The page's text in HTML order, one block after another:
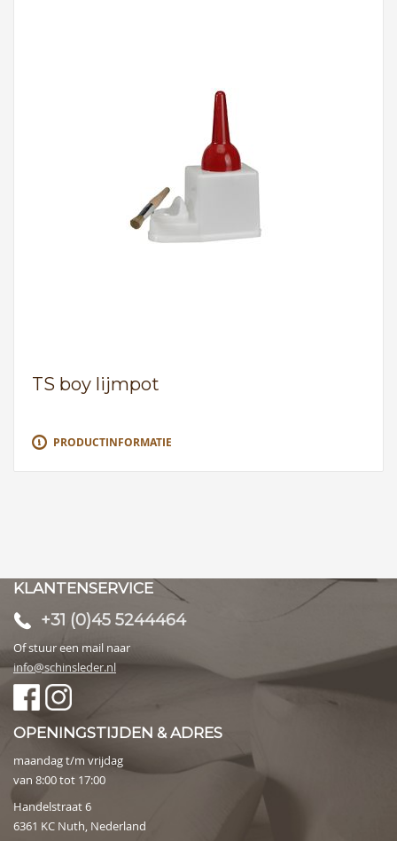
TS boy lijmpot
PRODUCTINFORMATIE
KLANTENSERVICE
+31 (0)45 5244464
Of stuur een mail naar
info@schinsleder.nl
OPENINGSTIJDEN & ADRES
maandag t/m vrijdag
van 8:00 tot 17:00
Handelstraat 6
6361 KC Nuth, Nederland